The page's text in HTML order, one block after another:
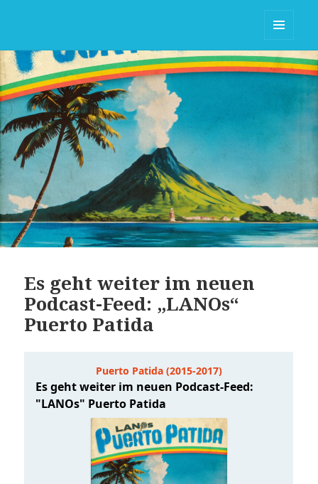
UND
WIDGETS
Es geht weiter im neuen
Podcast-Feed: „LANOs“
Puerto Patida